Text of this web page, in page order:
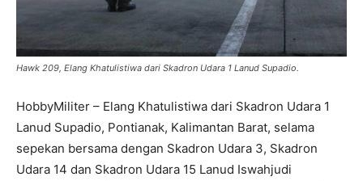
Hawk 209, Elang Khatulistiwa dari Skadron Udara 1 Lanud Supadio.
HobbyMiliter – Elang Khatulistiwa dari Skadron Udara 1
Lanud Supadio, Pontianak, Kalimantan Barat, selama
sepekan bersama dengan Skadron Udara 3, Skadron
Udara 14 dan Skadron Udara 15 Lanud Iswahjudi